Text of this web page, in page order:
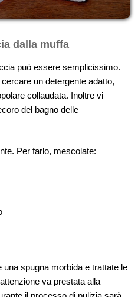
dalla muffa
può essere semplicissimo.
un detergente adatto,
collaudata. Inoltre vi
del bagno delle
Per farlo, mescolate:
spugna morbida e trattate le
va prestata alla